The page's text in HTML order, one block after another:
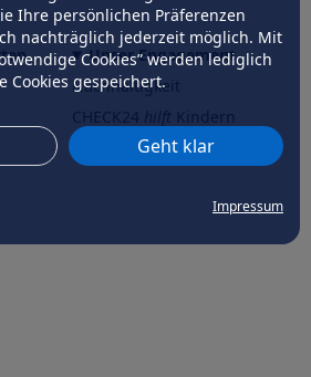
Ihre persönlichen Präferenzen
nachträglich jederzeit möglich. Mit
Cookies” werden lediglich
Cookies gespeichert.
Geht klar
Impressum
Unser Engagement
Nachhaltigkeit
CHECK24hilftder Natur